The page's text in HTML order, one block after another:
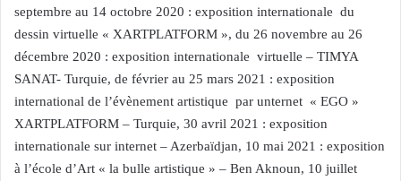
septembre au 14 octobre 2020 : exposition internationale du
dessin virtuelle « XARTPLATFORM », du 26 novembre au 26
décembre 2020 : exposition internationale virtuelle – TIMYA
SANAT- Turquie, de février au 25 mars 2021 : exposition
international de l’évènement artistique par unternet « EGO »
XARTPLATFORM – Turquie, 30 avril 2021 : exposition
internationale sur internet – Azerbaïdjan, 10 mai 2021 : exposition
à l’école d’Art « la bulle artistique » – Ben Aknoun, 10 juillet